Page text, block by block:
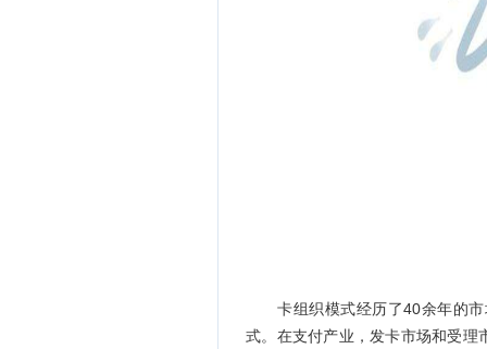
卡组织模式经历了40余年的市
式。在支付产业，发卡市场和受理